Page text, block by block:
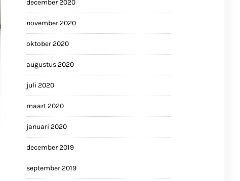
december 2020
november 2020
oktober 2020
augustus 2020
juli 2020
maart 2020
januari 2020
december 2019
september 2019